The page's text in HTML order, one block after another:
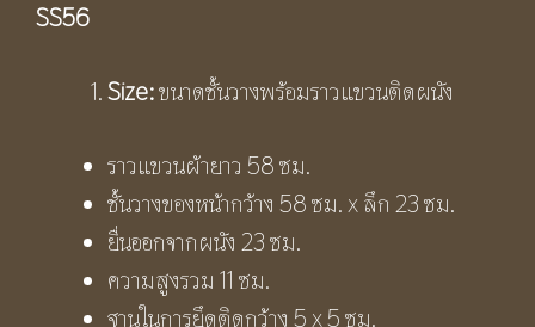
SS56
Size:ขนาดชั้นวางพร้อมราวแขวนติดผนัง
ราวแขวนผ้ายาว 58 ซม.
ชั้นวางของหน้ากว้าง 58 ซม. x ลึก 23 ซม.
ยื่นออกจากผนัง 23 ซม.
ความสูงรวม 11 ซม.
ฐานในการยึดติดกว้าง 5 x 5 ซม.